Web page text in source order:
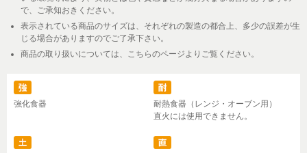
で、ご承知おきください。
表示されている商品のサイズは、それぞれの製造の都合上、多少の誤差が生
じる場合がありますのでご了承下さい。
商品の取り扱いについては、こちらのページよりご覧ください。
強化食器
耐熱食器（レンジ・オーブン用）
直火には使用できません。